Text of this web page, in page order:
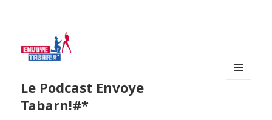
Le Podcast Envoye
Tabarn!#*